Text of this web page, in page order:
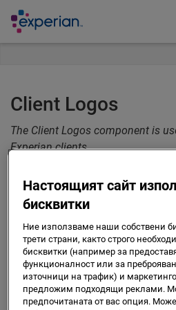
Client Logos
The Client Logos component is
Experian clients.
Screenshot of Existing
Screenshot of AEM
Author Instructions
Настоящият сайт
бисквитки
Ние използваме наши собствени
трети страни, както строго
бисквитки (например за
функционалност или за
източници на трафик) и
предложим подходящи реклами.
предпочитаната от вас опция.